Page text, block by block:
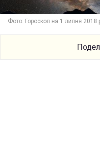
Фото: Гороскоп на 1 липня 2018